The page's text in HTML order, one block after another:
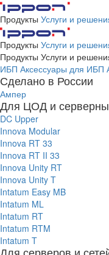
Продукты Услуги и
Продукты Услуги и
Продукты Услуги и
ИБП Аксессуары для ИБП
Сделано в России
Ампер
Для ЦОД и
DC Upper
Innova Modular
Innova RT 33
Innova RT II 33
Innova Unity RT
Innova Unity T
Intatum Easy MB
Intatum ML
Intatum RT
Intatum RTM
Intatum T
Для серверов и